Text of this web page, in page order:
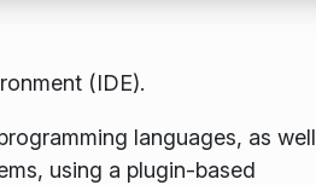
(IDE).
languages, as well
using a plugin-based